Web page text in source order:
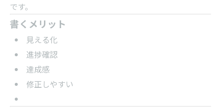
です。
書くメリット
見える化
進捗確認
達成感
修正しやすい